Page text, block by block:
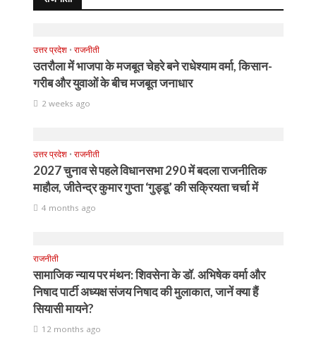
उत्तर प्रदेश • राजनीती
उतरौला में भाजपा के मजबूत चेहरे बने राधेश्याम वर्मा, किसान-
गरीब और युवाओं के बीच मजबूत जनाधार
2 weeks ago
उत्तर प्रदेश • राजनीती
2027 चुनाव से पहले विधानसभा 290 में बदला राजनीतिक
माहौल, जीतेन्द्र कुमार गुप्ता ‘गुड्डू’ की सक्रियता चर्चा में
4 months ago
राजनीती
सामाजिक न्याय पर मंथन: शिवसेना के डॉ. अभिषेक वर्मा और
निषाद पार्टी अध्यक्ष संजय निषाद की मुलाकात, जानें क्या हैं
सियासी मायने?
12 months ago